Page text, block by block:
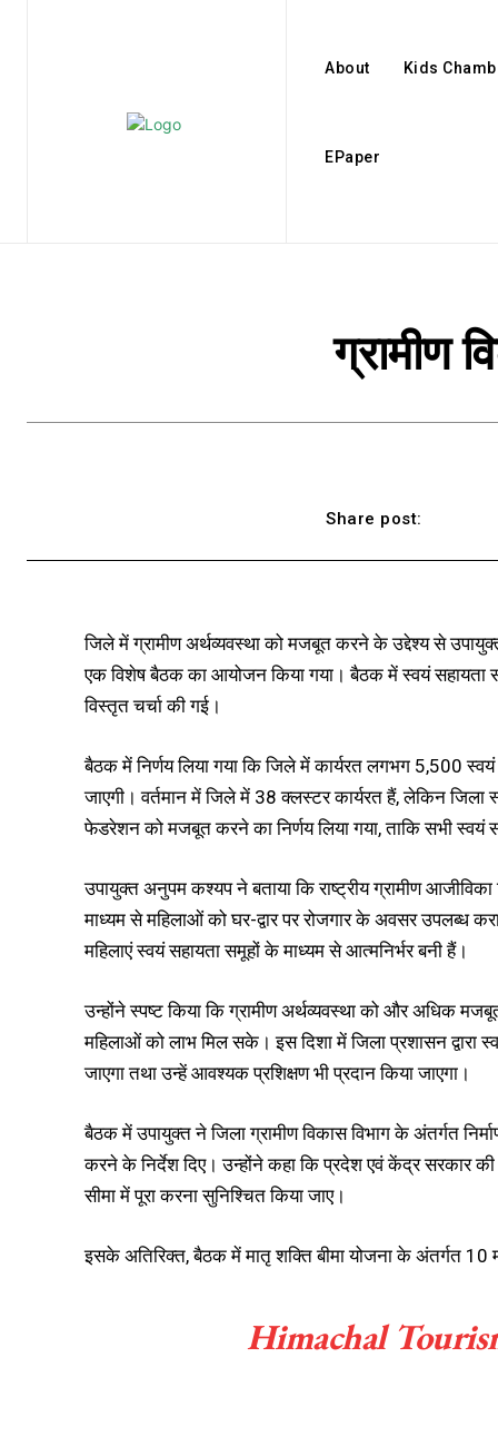
About Kids
EPaper
ग्रामीण
Share post:
जिले में ग्रामीण अर्थव्यवस्था को मजबूत करने के उद्देश्य से
एक विशेष बैठक का आयोजन किया गया। बैठक में स्वयं
विस्तृत चर्चा की गई।
बैठक में निर्णय लिया गया कि जिले में कार्यरत लगभग 5,500
जाएगी। वर्तमान में जिले में 38 क्लस्टर कार्यरत हैं, लेकिन
फेडरेशन को मजबूत करने का निर्णय लिया गया, ताकि सभी
उपायुक्त अनुपम कश्यप ने बताया कि राष्ट्रीय ग्रामीण
माध्यम से महिलाओं को घर-द्वार पर रोजगार के अवसर उपलब्ध
महिलाएं स्वयं सहायता समूहों के माध्यम से आत्मनिर्भर बनी हैं।
उन्होंने स्पष्ट किया कि ग्रामीण अर्थव्यवस्था को और अधिक
महिलाओं को लाभ मिल सके। इस दिशा में जिला प्रशासन
जाएगा तथा उन्हें आवश्यक प्रशिक्षण भी प्रदान किया जाएगा।
बैठक में उपायुक्त ने जिला ग्रामीण विकास विभाग के अंतर्गत
करने के निर्देश दिए। उन्होंने कहा कि प्रदेश एवं केंद्र सरकार की
सीमा में पूरा करना सुनिश्चित किया जाए।
इसके अतिरिक्त, बैठक में मातृ शक्ति बीमा योजना के अंतर्गत 10
Himachal